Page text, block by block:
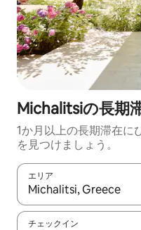
Michalitsiの長期
1か月以上の長期滞在に
を見つけましょう。
エリア
検索結果が表示された
チェックイン